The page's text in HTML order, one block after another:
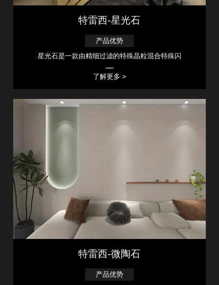
特雷西-星光石
产品优势
星光石是一款由精细过滤的特殊晶粒混合特殊闪
……
了解更多 >
特雷西-微陶石
产品优势